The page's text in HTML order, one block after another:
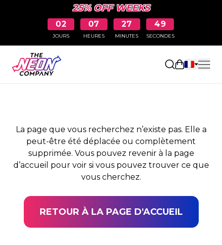
25% OFF WEEKS
02
JOURS
07
HEURES
27
MINUTES
49
SECONDES
Ouvrir le
PAGE NON TROUVÉE
La page que vous recherchez n’existe pas. Elle a
peut-être été déplacée ou complètement
supprimée. Vous pouvez revenir à la page
d’accueil pour voir si vous pouvez trouver ce que
vous cherchez.
RETOUR À LA PAGE D'ACCUEIL